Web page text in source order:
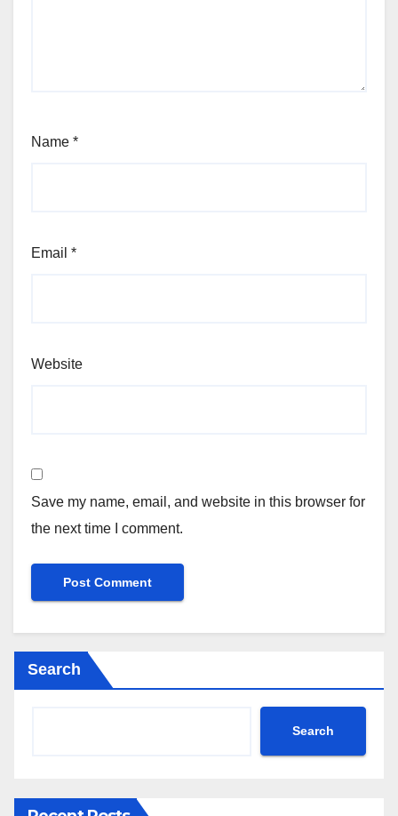
Name *
Email *
Website
Save my name, email, and website in this browser for
the next time I comment.
Search
Search